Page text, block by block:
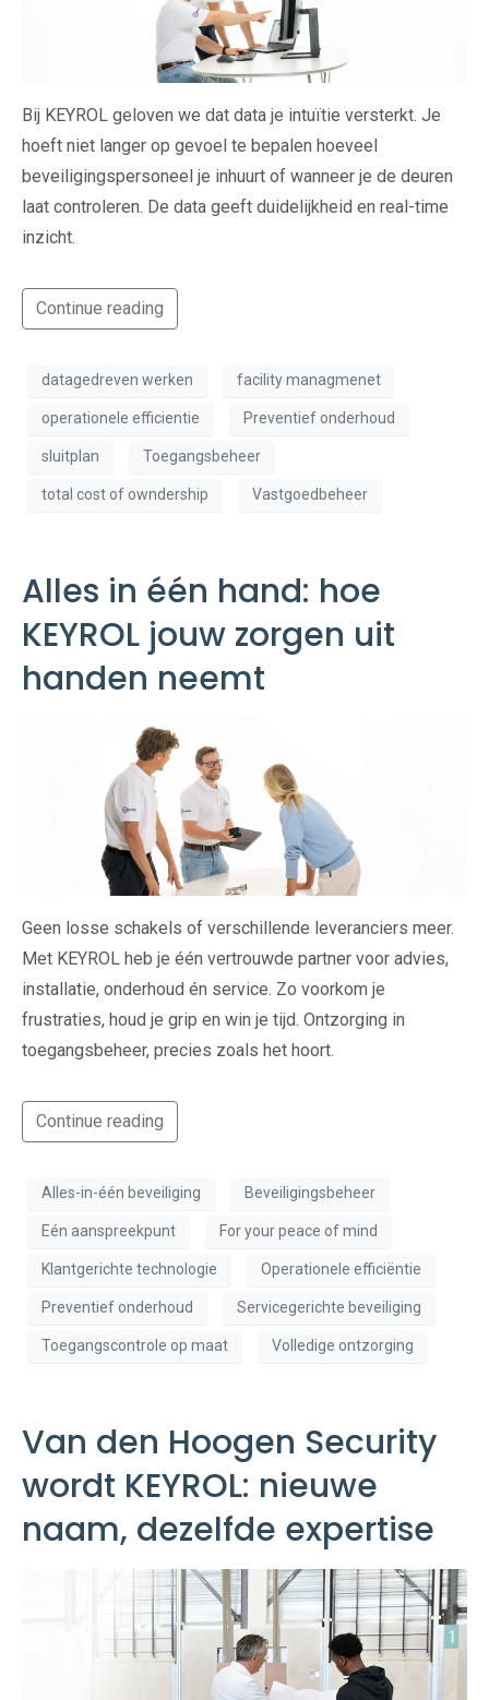
Bij KEYROL geloven we dat data je intuïtie versterkt. Je
hoeft niet langer op gevoel te bepalen hoeveel
beveiligingspersoneel je inhuurt of wanneer je de deuren
laat controleren. De data geeft duidelijkheid en real-time
inzicht.
Continue reading
datagedreven werken facility managmenet
operationele efficientie Preventief onderhoud
sluitplan Toegangsbeheer
total cost of owndership Vastgoedbeheer
Alles in één hand: hoe
KEYROL jouw zorgen uit
handen neemt
Geen losse schakels of verschillende leveranciers meer.
Met KEYROL heb je één vertrouwde partner voor advies,
installatie, onderhoud én service. Zo voorkom je
frustraties, houd je grip en win je tijd. Ontzorging in
toegangsbeheer, precies zoals het hoort.
Continue reading
Alles-in-één beveiliging Beveiligingsbeheer
Eén aanspreekpunt For your peace of mind
Klantgerichte technologie Operationele efficiëntie
Preventief onderhoud Servicegerichte beveiliging
Toegangscontrole op maat Volledige ontzorging
Van den Hoogen Security
wordt KEYROL: nieuwe
naam, dezelfde expertise